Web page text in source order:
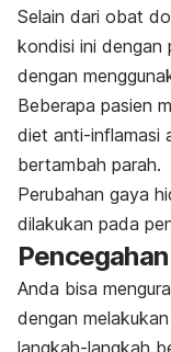
Selain dari obat
kondisi ini dengan
dengan
Beberapa pasien
diet anti-inflamasi
bertambah parah.
Perubahan gaya
dilakukan pada
Anda bisa
dengan